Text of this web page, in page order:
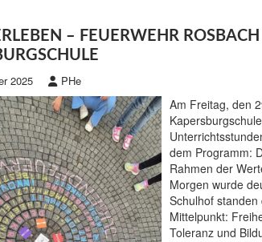
– FEUERWEHR
2025 PHe
Am Freitag, den
dem Programm:
Rahmen der
Morgen wurde
Schulhof
Mittelpunkt:
Toleranz und